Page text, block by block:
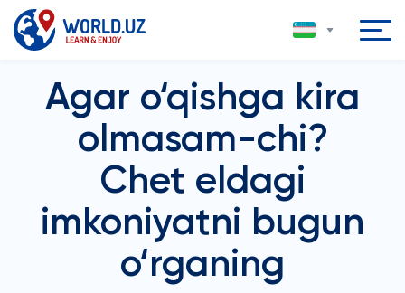
Agar o‘qishga kira
olmasam-chi?
Chet eldagi
imkoniyatni bugun
o‘rganing